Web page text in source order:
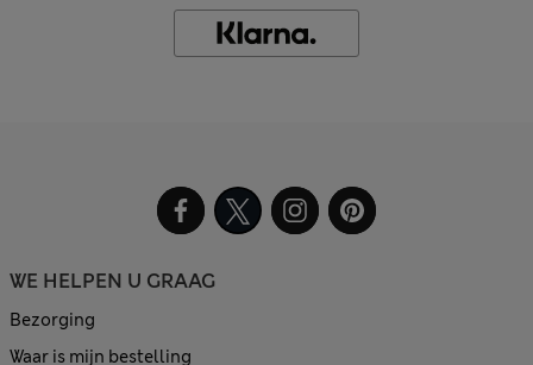
WE HELPEN U GRAAG
Bezorging
Waar is mijn bestelling